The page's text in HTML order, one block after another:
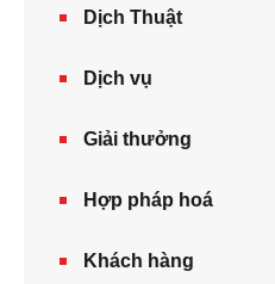
Dịch Thuật
Dịch vụ
Giải thưởng
Hợp pháp hoá
Khách hàng